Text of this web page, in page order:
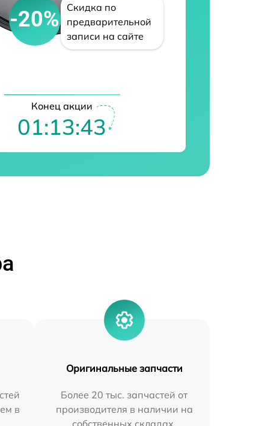
-20%
Скидка по
предварительной
записи на сайте
Конец акции
01:13:42
в
Оригинальные запчасти
Более 20 тыс. запчастей от
производителя в наличии на